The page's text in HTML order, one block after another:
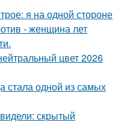
я на одной стороне
- женщина лет
цвет 2026
стала одной из самых
скрытый